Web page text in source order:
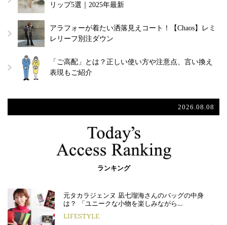
リップ5選｜2025年最新
アラフォーが着たい洒落見えコート！【Chaos】レミ
レリーフ別注ダウン
「ご高配」とは？正しい使い方や注意点、言い換え
表現もご紹介
2026.08.08
ランキング
元タカラジェンヌ 凪七瑠海さんのバッグの中身
は？ 「ユニークな小物を楽しみながら…
LIFESTYLE